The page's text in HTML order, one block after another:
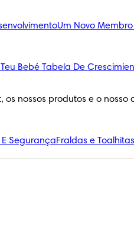
Um Novo
Bebé Tabela De
os nossos produtos e o nosso
SegurançaFraldas e Toalhitas